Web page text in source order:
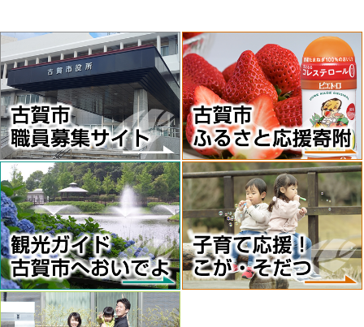
明ができるもの（生徒証など
氏名・学校名が記載されてい
るもの）の写し
※生徒証がない場合は、在学
証明書など古賀市内の高校に
在籍していることが確認でき
る書類をご用意ください。
英語検定料補助金申請に係る
アンケート